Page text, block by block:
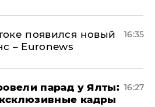
появился новый
– Euronews
16:35
парад у Ялты:
кадры
16:27